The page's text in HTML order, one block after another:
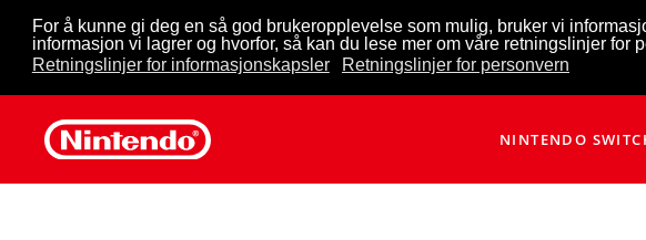
For å kunne gi deg en så god brukeropplevelse som mulig, bruker vi
informasjon vi lagrer og hvorfor, så kan du lese mer om våre retningslinjer for
Retningslinjer for informasjonskapsler
Retningslinjer for personvern
Skip to main content
NINTENDO